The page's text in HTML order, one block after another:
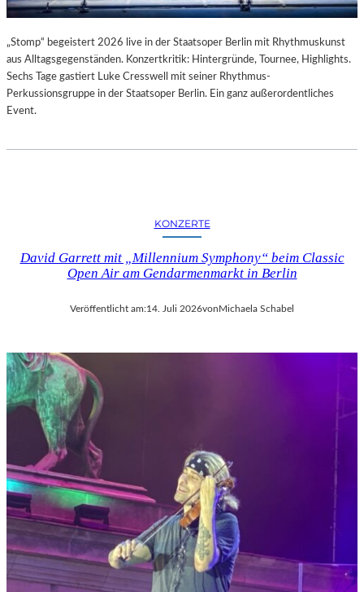
„Stomp“ begeistert 2026 live in der Staatsoper Berlin mit Rhythmuskunst
aus Alltagsgegenständen. Konzertkritik: Hintergründe, Tournee, Highlights.
Sechs Tage gastiert Luke Cresswell mit seiner Rhythmus-
Perkussionsgruppe in der Staatsoper Berlin. Ein ganz außerordentliches
Event.
KONZERTE
David Garrett mit „Millennium Symphony“ beim Classic
Open Air am Gendarmenmarkt in Berlin
Veröffentlicht am:14. Juli 2026vonMichaela Schabel